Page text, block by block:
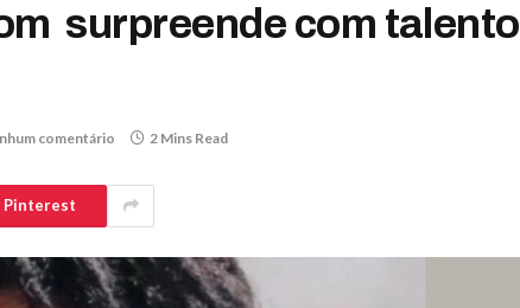
surpreende com talento
comentário 2 Mins Read
Pinterest